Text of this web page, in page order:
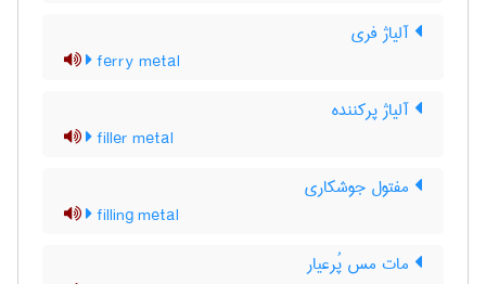
آلیاژ فری
ferry metal
آلیاژ پرکننده
filler metal
مفتول جوشکاری
filling metal
مات مس پُرعیار